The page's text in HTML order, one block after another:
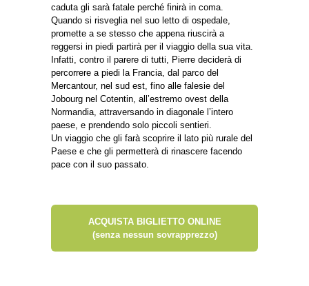
caduta gli sarà fatale perché finirà in coma.
Quando si risveglia nel suo letto di ospedale,
promette a se stesso che appena riuscirà a
reggersi in piedi partirà per il viaggio della sua vita.
Infatti, contro il parere di tutti, Pierre deciderà di
percorrere a piedi la Francia, dal parco del
Mercantour, nel sud est, fino alle falesie del
Jobourg nel Cotentin, all’estremo ovest della
Normandia, attraversando in diagonale l’intero
paese, e prendendo solo piccoli sentieri.
Un viaggio che gli farà scoprire il lato più rurale del
Paese e che gli permetterà di rinascere facendo
pace con il suo passato.
ACQUISTA BIGLIETTO ONLINE
(senza nessun sovrapprezzo)